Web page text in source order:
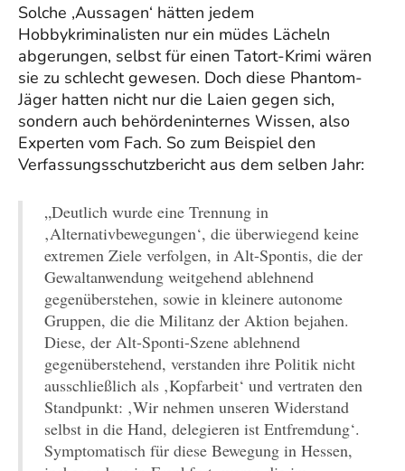
Solche ‚Aussagen‘ hätten jedem
Hobbykriminalisten nur ein müdes Lächeln
abgerungen, selbst für einen Tatort-Krimi wären
sie zu schlecht gewesen. Doch diese Phantom-
Jäger hatten nicht nur die Laien gegen sich,
sondern auch behördeninternes Wissen, also
Experten vom Fach. So zum Beispiel den
Verfassungsschutzbericht aus dem selben Jahr:
„Deutlich wurde eine Trennung in
‚Alternativbewegungen‘, die überwiegend keine
extremen Ziele verfolgen, in Alt-Spontis, die der
Gewaltanwendung weitgehend ablehnend
gegenüberstehen, sowie in kleinere autonome
Gruppen, die die Militanz der Aktion bejahen.
Diese, der Alt-Sponti-Szene ablehnend
gegenüberstehend, verstanden ihre Politik nicht
ausschließlich als ‚Kopfarbeit‘ und vertraten den
Standpunkt: ‚Wir nehmen unseren Widerstand
selbst in die Hand, delegieren ist Entfremdung‘.
Symptomatisch für diese Bewegung in Hessen,